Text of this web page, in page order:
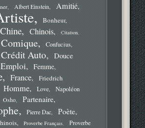
Albert Einstein Amitié
Bonheur
Chine Chinois Citation
Comique Confucius
Crédit Auto
Douce
Emploi Femme
France
Friedrich
Homme Love
Napoléon
Osho Partenaire
Pierre Dac Poète
Proverbe Français
Proverbe